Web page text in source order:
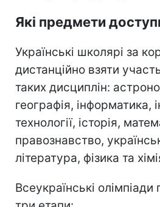
Які предмети
Українські школярі за
дистанційно взяти
таких дисциплін:
географія, інформатика,
технології, історія,
правознавство,
література, фізика та
Всеукраїнські